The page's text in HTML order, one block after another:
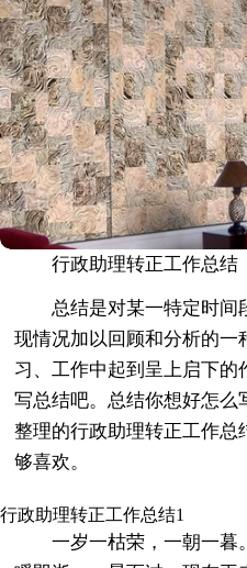
行政助理转正工作总结
总结是对某一特定时间
现情况加以回顾和分析的一
习、工作中起到呈上启下的
写总结吧。总结你想好怎么
整理的行政助理转正工作
够喜欢。
行政助理转正工作总结1
一岁一枯荣，一朝一暮